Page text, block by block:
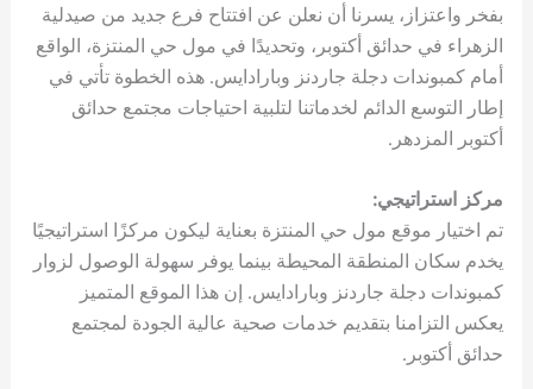
بفخر واعتزاز، يسرنا أن نعلن عن افتتاح فرع جديد من صيدلية
الزهراء في حدائق أكتوبر، وتحديدًا في مول حي المنتزة، الواقع
أمام كمبوندات دجلة جاردنز وبارادايس. هذه الخطوة تأتي في
إطار التوسع الدائم لخدماتنا لتلبية احتياجات مجتمع حدائق
أكتوبر المزدهر.
مركز استراتيجي:
تم اختيار موقع مول حي المنتزة بعناية ليكون مركزًا استراتيجيًا
يخدم سكان المنطقة المحيطة بينما يوفر سهولة الوصول لزوار
كمبوندات دجلة جاردنز وبارادايس. إن هذا الموقع المتميز
يعكس التزامنا بتقديم خدمات صحية عالية الجودة لمجتمع
حدائق أكتوبر.